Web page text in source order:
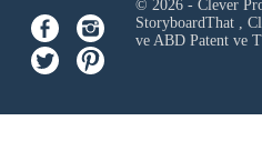
© 2026 - Clever
StoryboardThat ,
ve ABD Patent ve